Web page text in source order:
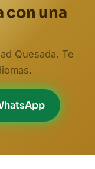
con una
Quesada. Te